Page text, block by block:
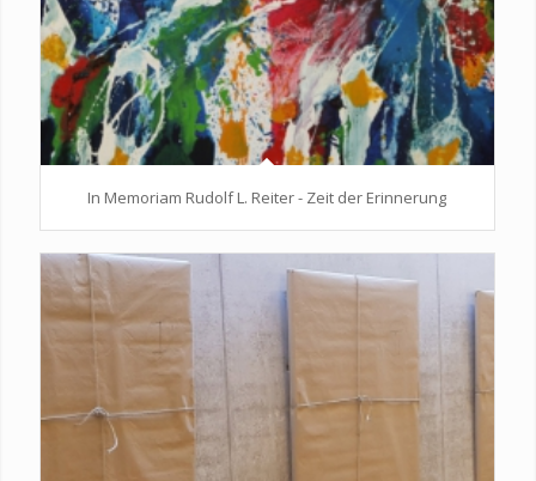
In Memoriam Rudolf L. Reiter - Zeit der Erinnerung